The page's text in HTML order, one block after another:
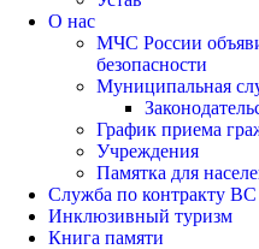
О нас
МЧС России
безопасности
Муниципальная
График приема
Учреждения
Памятка для
Служба по контракту
Инклюзивный туризм
Книга памяти